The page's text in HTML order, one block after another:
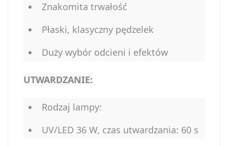
Znakomita trwałość
Płaski, klasyczny pędzelek
Duży wybór odcieni i efektów
UTWARDZANIE:
Rodzaj lampy:
UV/LED 36 W, czas utwardzania: 60 s